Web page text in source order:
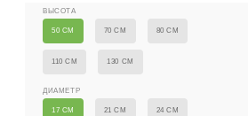
ВЫСОТА
50 СМ 70 СМ 80 СМ
110 СМ 130 СМ
ДИАМЕТР
17 СМ 21 СМ 24 СМ